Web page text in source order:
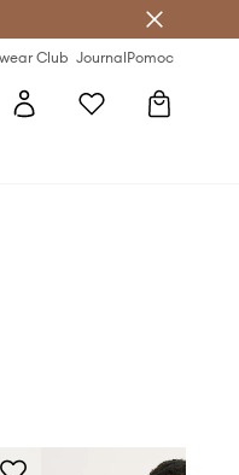
Club JournalPomoc